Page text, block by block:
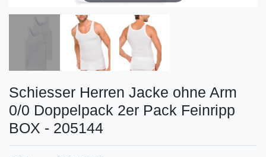
Schiesser Herren Jacke ohne Arm
0/0 Doppelpack 2er Pack Feinripp
BOX - 205144